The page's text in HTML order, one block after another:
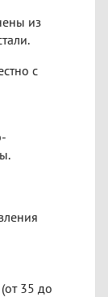
из
с
35 до